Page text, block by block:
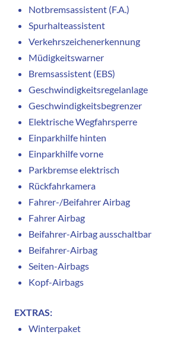
Notbremsassistent (F.A.)
Spurhalteassistent
Verkehrszeichenerkennung
Müdigkeitswarner
Bremsassistent (EBS)
Geschwindigkeitsregelanlage
Geschwindigkeitsbegrenzer
Elektrische Wegfahrsperre
Einparkhilfe hinten
Einparkhilfe vorne
Parkbremse elektrisch
Rückfahrkamera
Fahrer-/Beifahrer Airbag
Fahrer Airbag
Beifahrer-Airbag ausschaltbar
Beifahrer-Airbag
Seiten-Airbags
Kopf-Airbags
EXTRAS:
Winterpaket